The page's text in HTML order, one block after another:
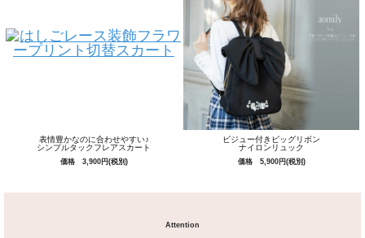
表情豊かなのに合わせやすい♪
シンプルタックフレアスカート
価格 3,900円(税別)
ビジュー付きビッグリボン
ナイロンリュック
価格 5,900円(税別)
Attention